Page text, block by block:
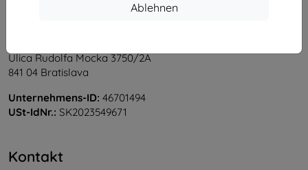
Ablehnen
Ulica Rudolfa Mocka 3750/2A
841 04 Bratislava
Unternehmens-ID: 46701494
USt-IdNr.: SK2023549671
Kontakt